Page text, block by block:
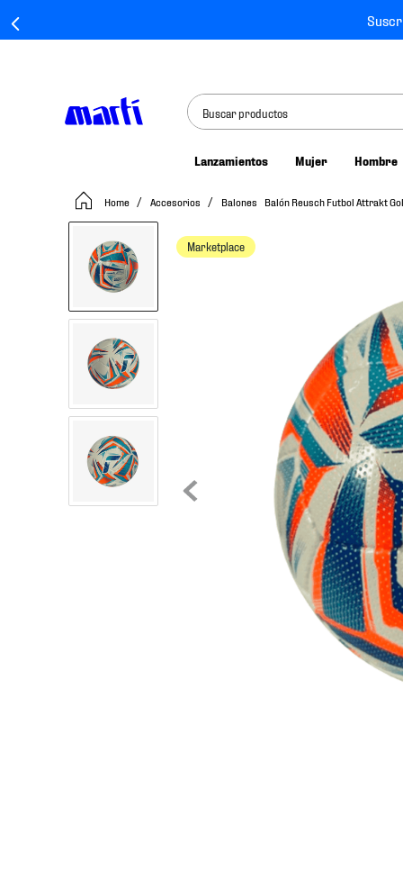
Buscar productos
Lanzamientos Mujer Hombre
Accesorios Balones Balón Reusch Futbol Attrakt
Marketplace
tenis mujer
tenis hombre
tenis niño